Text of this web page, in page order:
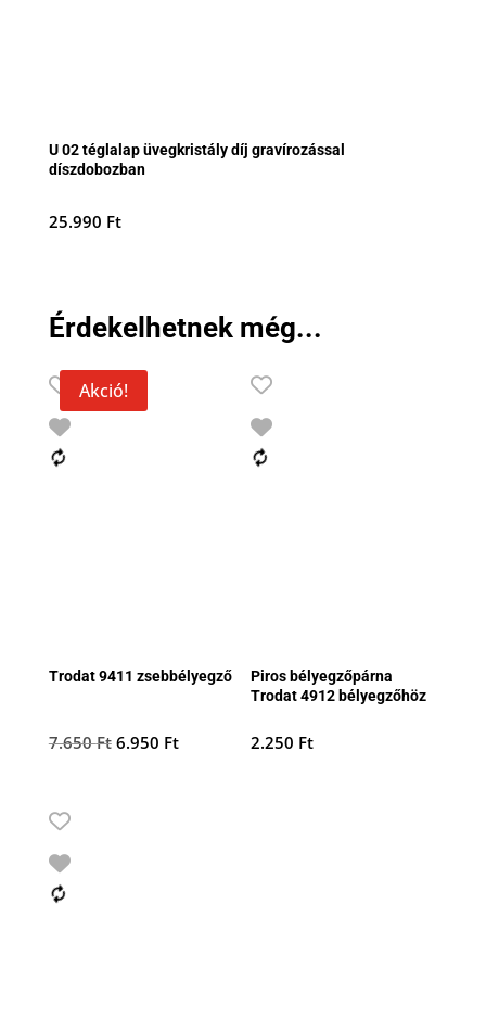
U 02 téglalap üvegkristály díj gravírozással
díszdobozban
25.990 Ft
Érdekelhetnek még...
Akció!
Trodat 9411 zsebbélyegző
7.650Ft Original
6.950 FtCurrent
Piros bélyegzőpárna
Trodat 4912 bélyegzőhöz
2.250 Ft